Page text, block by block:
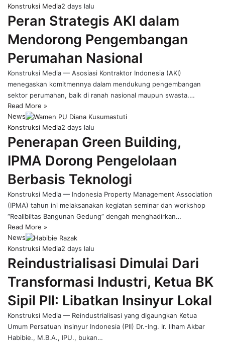
Konstruksi Media2 days lalu
Peran Strategis AKI dalam
Mendorong Pengembangan
Perumahan Nasional
Konstruksi Media — Asosiasi Kontraktor Indonesia (AKI)
menegaskan komitmennya dalam mendukung pengembangan
sektor perumahan, baik di ranah nasional maupun swasta.…
Read More »
News
Konstruksi Media2 days lalu
Penerapan Green Building,
IPMA Dorong Pengelolaan
Berbasis Teknologi
Konstruksi Media — Indonesia Property Management Association
(IPMA) tahun ini melaksanakan kegiatan seminar dan workshop
“Realibiltas Bangunan Gedung” dengah menghadirkan…
Read More »
News
Konstruksi Media2 days lalu
Reindustrialisasi Dimulai Dari
Transformasi Industri, Ketua BK
Sipil PII: Libatkan Insinyur Lokal
Konstruksi Media — Reindustrialisasi yang digaungkan Ketua
Umum Persatuan Insinyur Indonesia (PII) Dr.-Ing. Ir. Ilham Akbar
Habibie., M.B.A., IPU., bukan…